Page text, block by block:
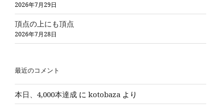
2026年7月29日
頂点の上にも頂点
2026年7月28日
最近のコメント
本日、4,000本達成 に kotobaza より